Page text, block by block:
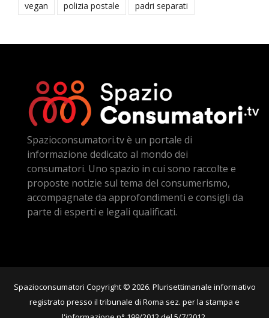
vegan polizia postale padri separati
Spazioconsumatori.tv è un portale di
informazione dedicato al mondo dei
consumatori. Uno spazio in cui sono raccolte e
proposte notizie sul tema del consumerismo,
accompagnate da approfondimenti e consigli da
parte di esperti e legali qualificati.
Spazioconsumatori Copyright © 2026. Plurisettimanale informativo
registrato presso il tribunale di Roma sez. per la stampa e